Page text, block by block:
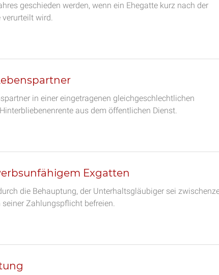
geschieden werden, wenn ein Ehegatte kurz nach der
verurteilt wird.
in einer eingetragenen gleichgeschlechtlichen
aus dem öffentlichen Dienst.
Exgatten
die Behauptung, der Unterhaltsgläubiger sei
Zahlungspflicht befreien.